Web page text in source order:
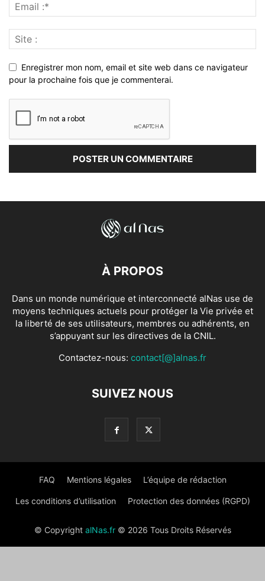
Enregistrer mon nom, email et site web dans ce navigateur
pour la prochaine fois que je commenterai.
À PROPOS
Dans un monde numérique et interconnecté alNas use de
moyens techniques actuels pour protéger la Vie privée et
la liberté de ses utilisateurs, membres ou adhérents, en
s’appuyant sur les directives de la CNIL.
Contactez-nous: contact[@]alnas.fr
SUIVEZ NOUS
FAQ Mentions légales L’équipe de rédaction
Les conditions d’utilisation Protection des données (RGPD)
© Copyright alNas.fr© 2026 Tous Droits Réservés